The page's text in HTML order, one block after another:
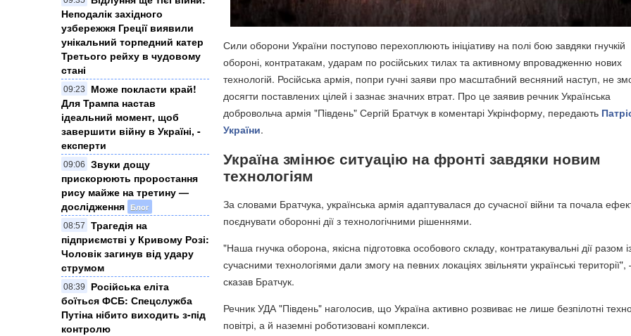
Неподалік західного
узбережжя Греції виявили
унікальний торпедний катер
Третього рейху в чудовому
стані
09:23
Може покласти край!
Для Трампа настав
ідеальний момент, щоб
завершити війну в Україні, -
експерти
09:06
Звуки дощу
прискорюють проростання
рису майже на третину —
дослідження Блог
08:57
Трагедія на
підприємстві у Кривому Розі:
Чоловік загинув від удару
струмом
08:39
Російська еліта
боїться ФСБ: Спецслужба
Путіна нібито виходить з-під
контролю
Сили оборони України поступово перехоплюють ініціативу на полі бою завдяки гнучкій
обороні, контратакам, ударам по російських тилах та активному впровадженню нових
технологій. Російська армія, попри гучні заяви про масштабний весняний наступ, не
досягти поставлених цілей і зазнає значних втрат. Про це заявив речник Українська
добровольча армія "Південь" Сергій Братчук в коментарі Укрінформу, передають
України.
Україна змінює ситуацію на фронті завдяки новим
технологіям
За словами Братчука, українська армія адаптувалася до сучасної війни та почала
поєднувати оборонні дії з технологічними рішеннями.
"Наша гнучка оборона, якісна підготовка особового складу, контратакувальні дії разом
сучасними технологіями дали змогу на певних локаціях звільняти українські
сказав Братчук.
Речник УДА "Південь" наголосив, що Україна активно розвиває не лише безпілотні
повітрі, а й наземні роботизовані комплекси.